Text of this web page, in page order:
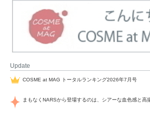
Update
COSME at MAG トータルランキング2026年7月号